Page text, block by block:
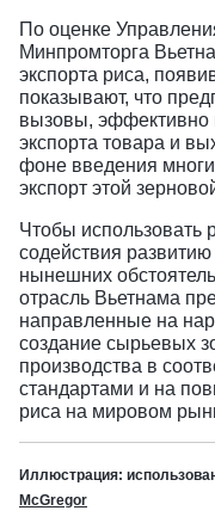
По оценке
Минпромторга
экспорта риса,
показывают, что
вызовы, эффективно
экспорта товара и
фоне введения
экспорт этой
Чтобы использовать
содействия
нынешних
отрасль Вьетнама
направленные на
создание сырьевых
производства в
стандартами и на
риса на мировом
Иллюстрация:
McGregor